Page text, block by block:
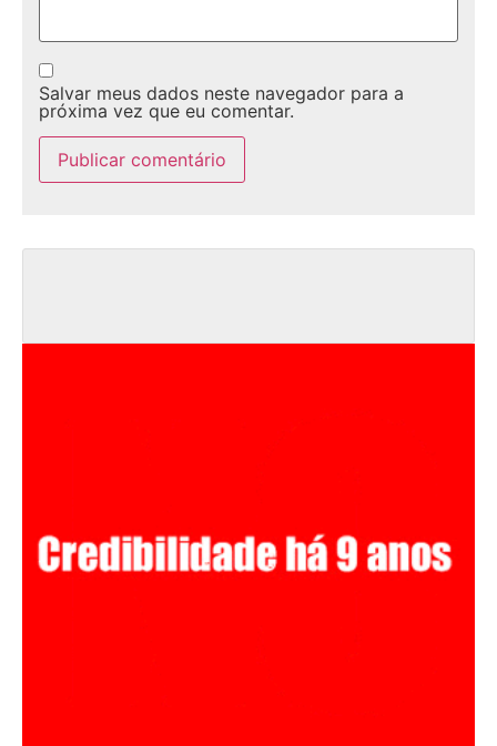
Salvar meus dados neste navegador para a
próxima vez que eu comentar.